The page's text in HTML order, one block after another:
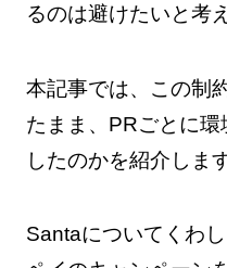
るのは避けたいと考
本記事では、この制
たまま、PRごとに
したのかを紹介します
Santaについてくわ